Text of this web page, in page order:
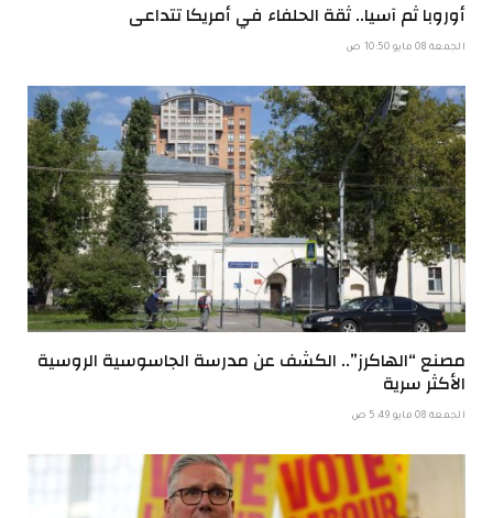
أوروبا ثم آسيا.. ثقة الحلفاء في أمريكا تتداعى
الجمعة 08 مايو 10:50 ص
مصنع “الهاكرز”.. الكشف عن مدرسة الجاسوسية الروسية
الأكثر سرية
الجمعة 08 مايو 5:49 ص